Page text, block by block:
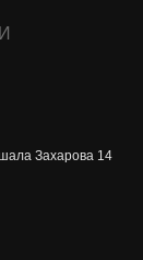
Захарова 14